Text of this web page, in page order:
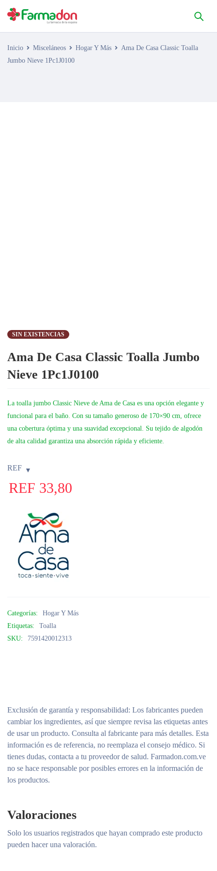
Inicio Misceláneos Hogar Y Más
Ama De Casa Classic Toalla
Jumbo Nieve 1Pc1J0100
SIN EXISTENCIAS
Ama De Casa Classic Toalla Jumbo
Nieve 1Pc1J0100
La toalla jumbo Classic Nieve de Ama de Casa es una opción elegante y
funcional para el baño. Con su tamaño generoso de 170×90 cm, ofrece
una cobertura óptima y una suavidad excepcional. Su tejido de algodón
de alta calidad garantiza una absorción rápida y eficiente.
REF
REF 33,80
Categorías:
Hogar Y Más
Etiquetas:
Toalla
SKU:
7591420012313
Exclusión de garantía y responsabilidad: Los fabricantes pueden
cambiar los ingredientes, así que siempre revisa las etiquetas antes
de usar un producto. Consulta al fabricante para más detalles. Esta
información es de referencia, no reemplaza el consejo médico. Si
tienes dudas, contacta a tu proveedor de salud. Farmadon.com.ve
no se hace responsable por posibles errores en la información de
los productos.
Valoraciones
Solo los usuarios registrados que hayan comprado este producto
pueden hacer una valoración.